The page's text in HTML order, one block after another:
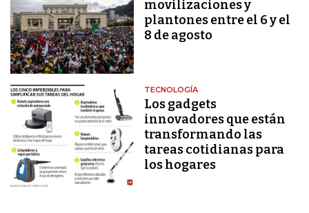
movilizaciones y
plantones entre el 6 y el
8 de agosto
TECNOLOGÍA
Los gadgets
innovadores que están
transformando las
tareas cotidianas para
los hogares